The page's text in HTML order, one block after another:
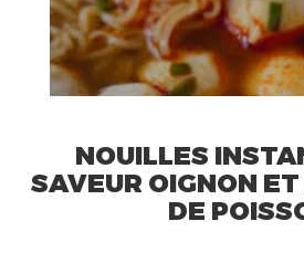
NOUILLES
SAVEUR OIGNON
DE